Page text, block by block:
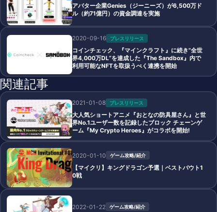
アバター企業Genies（ジーニーズ）が6,500万ド
ル（約71億円）の資金調達を実施
2020-09-16 プレスリリース
コインチェック、『マインクラフト』に続き”全世
界4,000万DL”を達成した『The Sandbox』内で
利用可能なNFTを取扱うべく連携を開始
関連記事
2021-01-08 プレスリリース
大人気ショートアニメ『おとなの防具屋さん』と世
界No.1ユーザー数を記録したブロック チェーンゲ
ーム『My Crypto Heroes』がコラボを開始!
2020-01-10 ゲーム攻略/紹介
【マイクリ】キングドラゴン予選｜ベストバウト1
0戦
2022-01-22 ゲーム攻略/紹介